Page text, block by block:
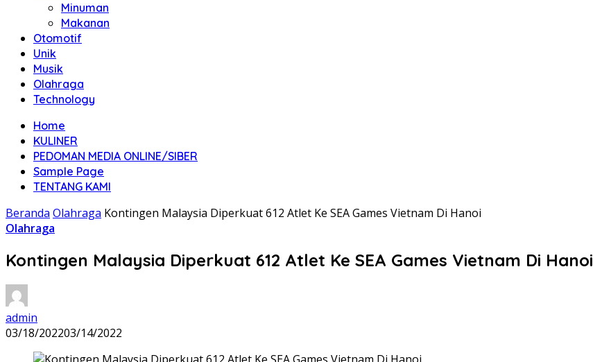
Minuman
Makanan
Otomotif
Unik
Musik
Olahraga
Technology
Home
KULINER
PEDOMAN MEDIA ONLINE/SIBER
Sample Page
TENTANG KAMI
Beranda Olahraga Kontingen Malaysia Diperkuat 612 Atlet Ke SEA Games Vietnam Di Hanoi
Olahraga
Kontingen Malaysia Diperkuat 612 Atlet Ke SEA Games Vietnam Di Hanoi
admin
03/18/202203/14/2022